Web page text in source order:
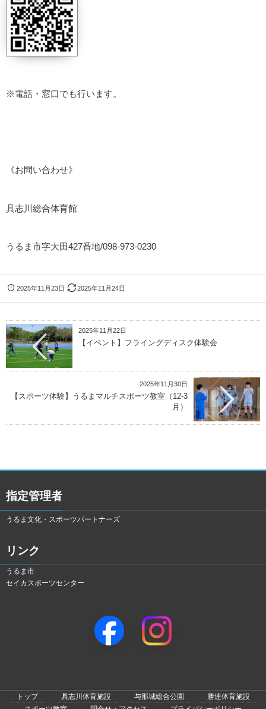
※電話・窓口でも行います。
《お問い合わせ》
具志川総合体育館
うるま市字大田427番地/098-973-0230
2025年11月23日 2025年11月24日
2025年11月22日
【イベント】フライングディスク体験会
2025年11月30日
【スポーツ体験】うるまマルチスポーツ教室（12-3
月）
指定管理者
うるま文化・スポーツパートナーズ
リンク
うるま市
セイカスポーツセンター
トップ 具志川体育施設 与那城総合公園
勝連体育施設